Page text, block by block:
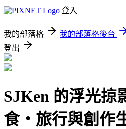
登入
我的部落格 我的部落格後台
登出
SJKen 的浮光
食‧旅行與創作